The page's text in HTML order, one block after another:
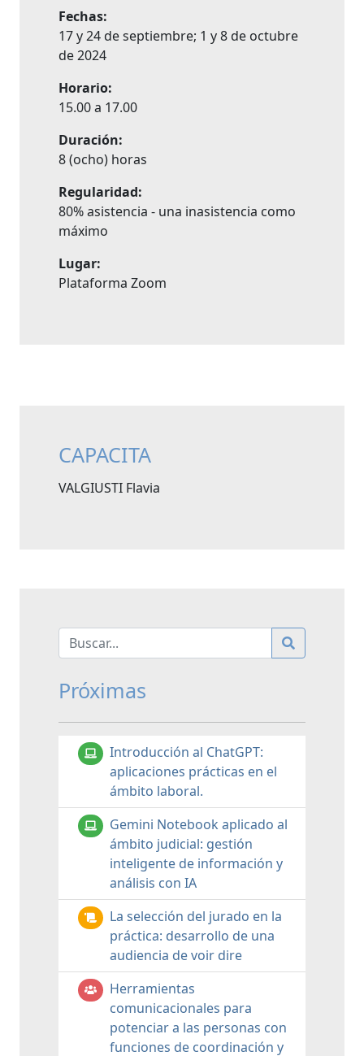
Fechas:
17 y 24 de septiembre; 1 y 8 de octubre
de 2024
Horario:
15.00 a 17.00
Duración:
8 (ocho) horas
Regularidad:
80% asistencia - una inasistencia como
máximo
Lugar:
Plataforma Zoom
CAPACITA
VALGIUSTI Flavia
Próximas
Introducción al ChatGPT:
aplicaciones prácticas en el
ámbito laboral.
Gemini Notebook aplicado al
ámbito judicial: gestión
inteligente de información y
análisis con IA
La selección del jurado en la
práctica: desarrollo de una
audiencia de voir dire
Herramientas
comunicacionales para
potenciar a las personas con
funciones de coordinación y